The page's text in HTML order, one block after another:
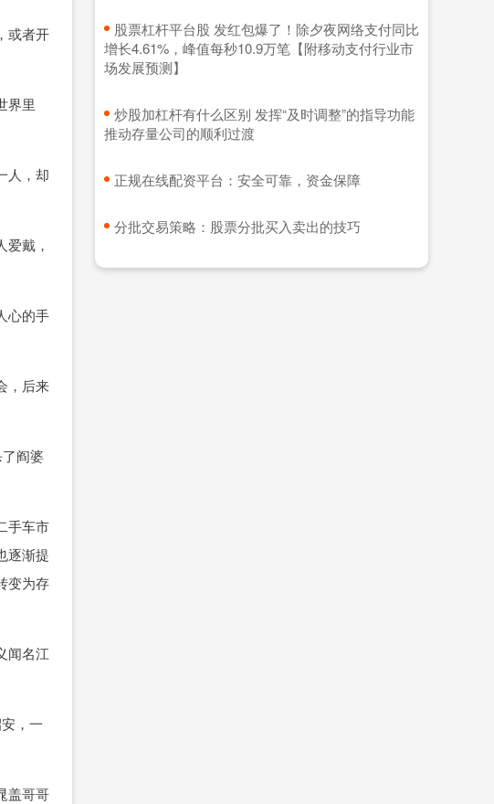
或者开
界里
人，却
戴，
心的手
，后来
阎婆
手车市
逐渐提
变为存
闻名江
，一
盖哥哥
​股票杠杆平台股 发红包爆了！除夕夜网络支付同比
增长4.61%，峰值每秒10.9万笔【附移动支付行业市
场发展预测】
​炒股加杠杆有什么区别 发挥“及时调整”的指导功能
推动存量公司的顺利过渡
​正规在线配资平台：安全可靠，资金保障
​分批交易策略：股票分批买入卖出的技巧